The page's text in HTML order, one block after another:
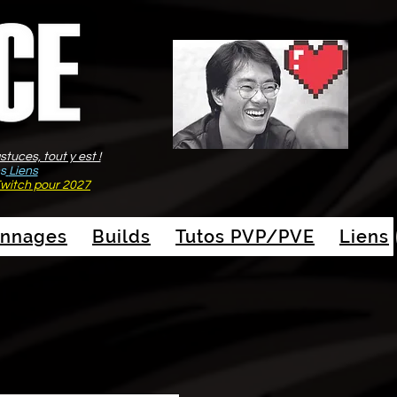
tout y est !
Liens
pour 2027
Builds Tutos PVP/PVE Liens